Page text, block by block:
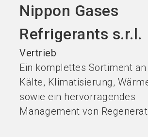
Nippon Gases
Refrigerants s.r.l.
Vertrieb
Ein komplettes Sortiment
Kälte, Klimatisierung,
sowie ein hervorragendes
Management von